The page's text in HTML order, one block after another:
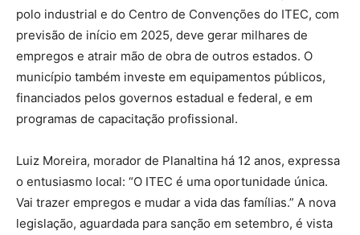
polo industrial e do Centro de Convenções do ITEC, com
previsão de início em 2025, deve gerar milhares de
empregos e atrair mão de obra de outros estados. O
município também investe em equipamentos públicos,
financiados pelos governos estadual e federal, e em
programas de capacitação profissional.
Luiz Moreira, morador de Planaltina há 12 anos, expressa
o entusiasmo local: “O ITEC é uma oportunidade única.
Vai trazer empregos e mudar a vida das famílias.” A nova
legislação, aguardada para sanção em setembro, é vista